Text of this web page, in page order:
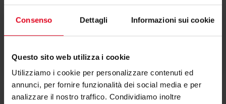
Consenso Dettagli Informazioni sui cookie
Questo sito web utilizza i cookie
Utilizziamo i cookie per personalizzare contenuti ed
annunci, per fornire funzionalità dei social media e per
analizzare il nostro traffico. Condividiamo inoltre